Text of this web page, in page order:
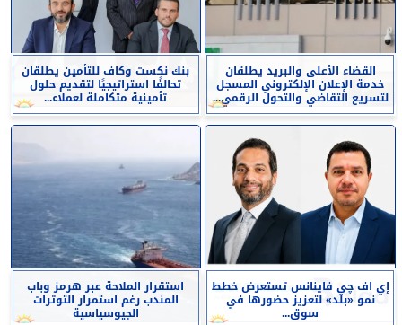
القضاء الأعلى والبريد يطلقان
خدمة الإعلان الإلكتروني المسجل
لتسريع التقاضي والتحول الرقمي...
بنك نكست وكاف للتأمين يطلقان
تحالفًا استراتيجيًا لتقديم حلول
تأمينية متكاملة لعملاء...
إي اف چي فاينانس تستعرض خطط
نمو «بلد» لتعزيز حضورها في
سوق...
استقرار الملاحة عبر هرمز وباب
المندب رغم استمرار التوترات
الجيوسياسية